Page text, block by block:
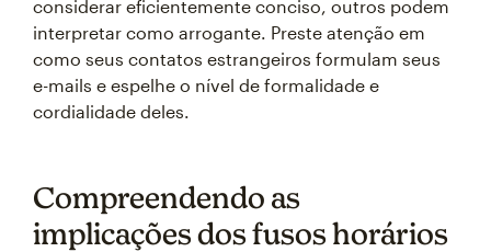
considerar eficientemente conciso, outros podem
interpretar como arrogante. Preste atenção em
como seus contatos estrangeiros formulam seus
e-mails e espelhe o nível de formalidade e
cordialidade deles.
Compreendendo as
implicações dos fusos horários